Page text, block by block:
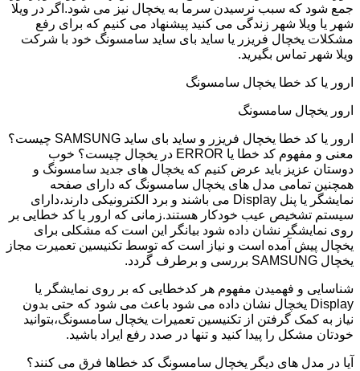
جمع شود که سبب نرسیدن سرما به یخچال نیز می شود.اگر در ویلا
شهر یا ویلا شهر زندگی می کنید پیشنهاد می کنیم که برای رفع
مشکلات یخچال فریزر یا ساید بای ساید سامسونگ خود با شرکت
ویلا شهر تماس بگیرید.
ارور یا کد خطا یخچال سامسونگ
ارور یخچال سامسونگ
ارور یا کد خطا یخچال فریزر و ساید بای ساید SAMSUNG چیست؟
معنی و مفهوم کد خطا یا ERROR در یخچال چیست؟ خوب
دوستان عزیز باید عرض کنیم که یخچال های جدید سامسونگ و
همچنین تمامی مدل های یخچال سامسونگ که دارای صفحه
نمایشگر یا پنل Display می باشند و برد الکترونیکی دارند،دارای
سیستم تشخیص عیب خودکار هستند.زمانی که ارور یا کد خطایی بر
روی نمایشگر نشان داده شود بیانگر این است که مشکلی برای
یخچال پیش آمده است و نیاز است که توسط تکنیسین تعمیرت مجاز
یخچال SAMSUNG بررسی و برطرف گردد.
شناسایی و فهمیدن مفهوم هر کدخطایی که بر روی نمایشگر یا
Display یخچال نشان داده می شود باعث می شود که حتی بدون
نیاز به کمک گرفتن از تکنیسین تعمیرات یخچال سامسونگ،بتوانید
خودتان مشکل را پیدا کنید و تنها در صدد رفع ایراد باشید.
آیا در مدل های دیگر یخچال سامسونگ کد خطاها فرق می کنند؟